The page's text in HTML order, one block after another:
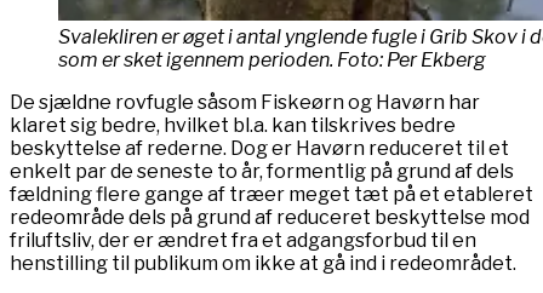
Svalekliren er øget i antal ynglende fugle i Grib Skov i
som er sket igennem perioden. Foto: Per Ekberg
De sjældne rovfugle såsom Fiskeørn og Havørn har
klaret sig bedre, hvilket bl.a. kan tilskrives bedre
beskyttelse af rederne. Dog er Havørn reduceret til et
enkelt par de seneste to år, formentlig på grund af dels
fældning flere gange af træer meget tæt på et etableret
redeområde dels på grund af reduceret beskyttelse mod
friluftsliv, der er ændret fra et adgangsforbud til en
henstilling til publikum om ikke at gå ind i redeområdet.